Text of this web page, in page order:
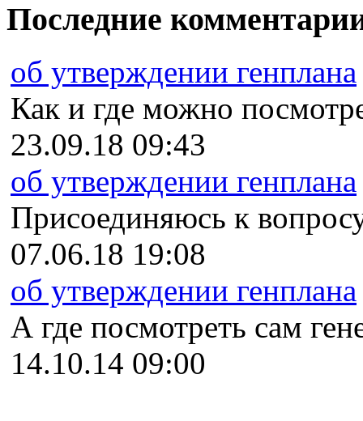
Последние
об утверждении генплана
Как и где можно
23.09.18 09:43
об утверждении генплана
Присоединяюсь к
07.06.18 19:08
об утверждении генплана
А где посмотреть сам
14.10.14 09:00